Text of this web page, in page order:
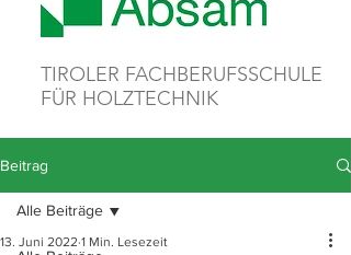
TIROLER FACHBERUFSSCHULE
FÜR HOLZTECHNIK
Beitrag
Alle Beiträge
13. Juni 2022 1 Min. Lesezeit